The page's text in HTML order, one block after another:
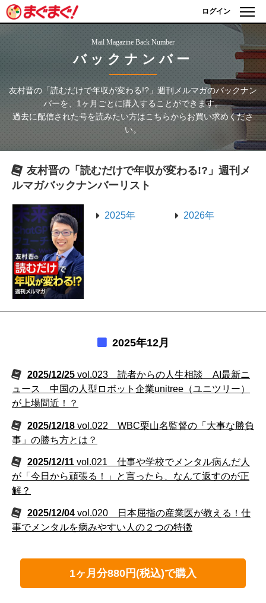
ログイン
Mail Magazine Back Number
バックナンバー
友村晋の「読むだけで年収が変わる!?」週刊メルマガのバックナン
バーを、1ヶ月ごとに購入することができます。
過去に配信された号を読みたい方はこちらからお買い求めくださ
い。
友村晋の「読むだけで年収が変わる!?」週刊メ
ルマガバックナンバーリスト
2025年 2026年
2025年12月
2025/12/25 vol.023 読者からの人生相談 AI最新ニ
ュース 中国の人型ロボット企業unitree（ユニツリー）
が上場間近！？
2025/12/18 vol.022 WBC栗山名監督の「大事な勝負
事」の勝ち方とは？
2025/12/11 vol.021 仕事や学校でメンタル病んだ人
が「今日から頑張る！」と言ったら、なんて返すのが正
解？
2025/12/04 vol.020 日本屈指の産業医が教える！仕
事でメンタルを病みやすい人の２つの特徴
1ヶ月分880円(税込)で購入